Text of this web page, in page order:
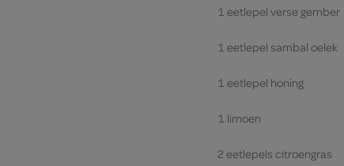
1 eetlepel verse gember
1 eetlepel sambal oelek
1 eetlepel honing
1 limoen
2 eetlepels citroengras